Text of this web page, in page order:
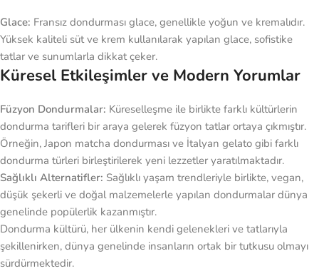
Glace: Fransız dondurması glace, genellikle yoğun ve kremalıdır.
Yüksek kaliteli süt ve krem kullanılarak yapılan glace, sofistike
tatlar ve sunumlarla dikkat çeker.
Küresel Etkileşimler ve Modern Yorumlar
Füzyon Dondurmalar: Küreselleşme ile birlikte farklı kültürlerin
dondurma tarifleri bir araya gelerek füzyon tatlar ortaya çıkmıştır.
Örneğin, Japon matcha dondurması ve İtalyan gelato gibi farklı
dondurma türleri birleştirilerek yeni lezzetler yaratılmaktadır.
Sağlıklı Alternatifler: Sağlıklı yaşam trendleriyle birlikte, vegan,
düşük şekerli ve doğal malzemelerle yapılan dondurmalar dünya
genelinde popülerlik kazanmıştır.
Dondurma kültürü, her ülkenin kendi gelenekleri ve tatlarıyla
şekillenirken, dünya genelinde insanların ortak bir tutkusu olmayı
sürdürmektedir.